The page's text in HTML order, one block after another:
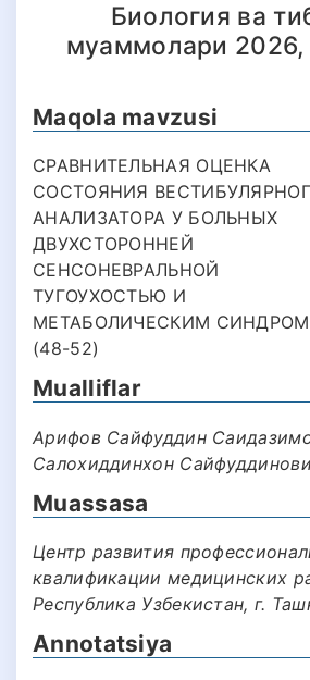
Биология ва
муаммолари
Maqola mavzusi
СРАВНИТЕЛЬНАЯ ОЦЕНКА
СОСТОЯНИЯ
АНАЛИЗАТОРА У БОЛЬНЫХ
ДВУХСТОРОННЕЙ
СЕНСОНЕВРАЛЬНОЙ
ТУГОУХОСТЬЮ И
МЕТАБОЛИЧЕСКИМ
(48-52)
Mualliflar
Арифов Сайфуддин
Салохиддинхон
Muassasa
Центр развития
квалификации медицинских
Республика Узбекистан, г.
Annotatsiya